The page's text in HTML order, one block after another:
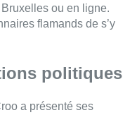
ou en ligne.
flamands de s’y
politiques
a présenté ses